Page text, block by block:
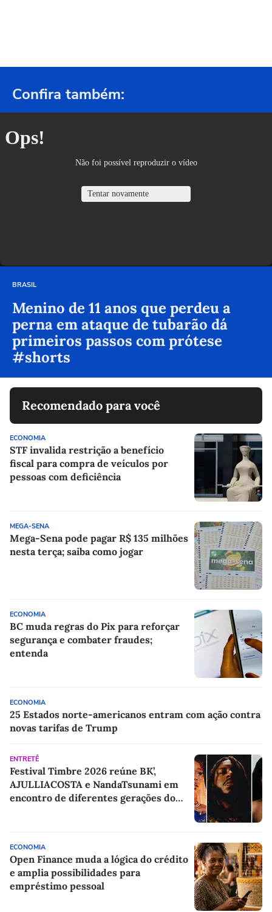
Confira também:
BRASIL
Menino de 11 anos que perdeu a
perna em ataque de tubarão dá
primeiros passos com prótese
#shorts
Recomendado para você
ECONOMIA
STF invalida restrição a benefício
fiscal para compra de veículos por
pessoas com deficiência
MEGA-SENA
Mega-Sena pode pagar R$ 135 milhões
nesta terça; saiba como jogar
ECONOMIA
BC muda regras do Pix para reforçar
segurança e combater fraudes;
entenda
ECONOMIA
25 Estados norte-americanos entram com ação contra
novas tarifas de Trump
ENTRETÊ
Festival Timbre 2026 reúne BK’,
AJULLIACOSTA e NandaTsunami em
encontro de diferentes gerações do
ECONOMIA
Open Finance muda a lógica do crédito
e amplia possibilidades para
empréstimo pessoal